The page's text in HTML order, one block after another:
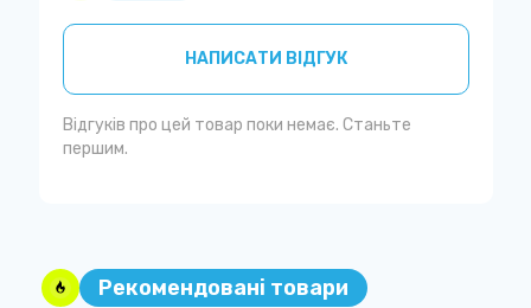
НАПИСАТИ ВІДГУК
Відгуків про цей товар поки немає. Станьте
першим.
Рекомендовані товари